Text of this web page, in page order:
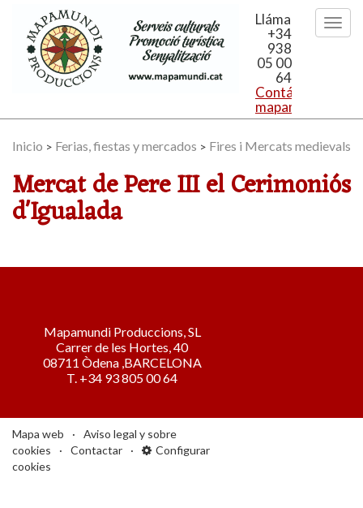
Llámanos
+34
938
05 00
64
Contáctanos:
Inicio > Ferias, fiestas y mercados > Fires i Mercats medievals
Mercat de Pere III el Cerimoniós
d'Igualada
Mapamundi Produccions, SL
Carrer de les Hortes, 40
08711 Òdena ,BARCELONA
T. +34 93 805 00 64
Mapa web
Aviso legal y sobre
cookies
Contactar
Configurar
cookies